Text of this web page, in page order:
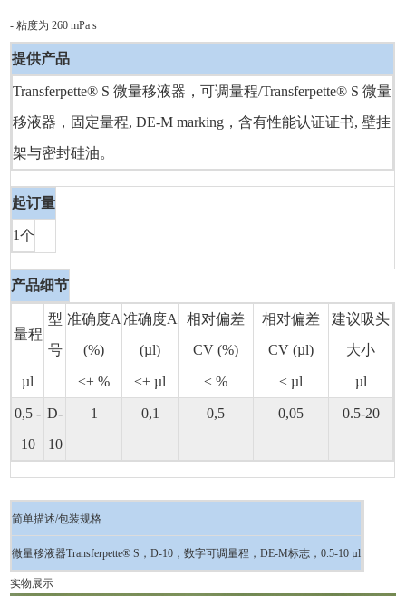
- 粘度为 260 mPa s
提供产品
Transferpette® S 微量移液器，可调量程/Transferpette® S 微量
移液器，固定量程, DE-M marking，含有性能认证证书, 壁挂
架与密封硅油。
起订量
1个
产品细节
量程
型
号
准确度A
(%)
准确度A
(µl)
相对偏差
CV (%)
相对偏差
CV (µl)
建议吸头
大小
µl ≤± % ≤± µl ≤ % ≤ µl µl
0,5 -
10
D-
10
1 0,1 0,5 0,05 0.5-20
简单描述/包装规格
微量移液器Transferpette® S，D-10，数字可调量程，DE-M标志，0.5-10 µl
实物展示